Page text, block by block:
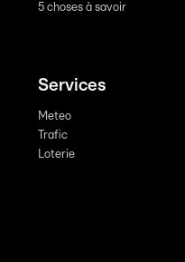
5 choses à savoir
Services
Meteo
Trafic
Loterie